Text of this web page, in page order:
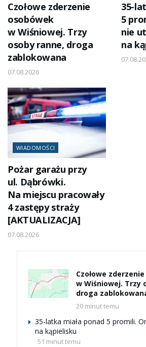
Czołowe zderzenie
osobówek
w Wiśniowej. Trzy
osoby ranne, droga
zablokowana
07.08.2026
35-
5
nie
na
WIADOMOŚCI
Pożar garażu przy
ul. Dąbrówki.
Na miejscu pracowały
4 zastępy straży
[AKTUALIZACJA]
07.08.2026
Czołowe
w Wiśniowej. Trzy
droga
20 minut temu
35-latka miała ponad 5 promili.
na kąpielisku
51 minut temu